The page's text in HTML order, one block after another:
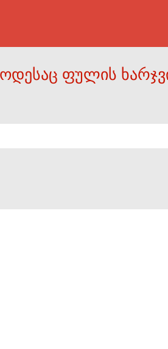
ფულის